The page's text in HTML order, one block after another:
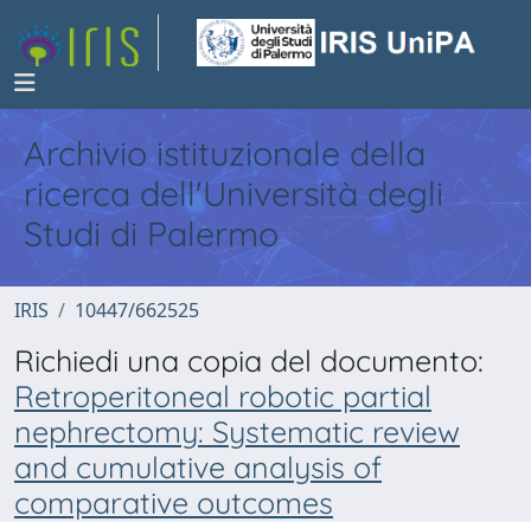
Archivio istituzionale della
ricerca dell'Università degli
Studi di Palermo
IRIS 10447/662525
Richiedi una copia del documento:
Retroperitoneal robotic partial
nephrectomy: Systematic review
and cumulative analysis of
comparative outcomes